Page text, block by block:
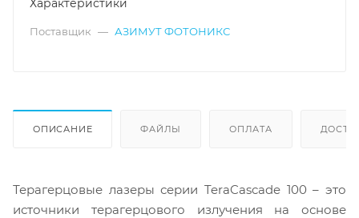
Характеристики
Поставщик — АЗИМУТ ФОТОНИКС
ОПИСАНИЕ ФАЙЛЫ ОПЛАТА
Терагерцовые лазеры серии TeraCascade 100 – это
источники терагерцового излучения на основе